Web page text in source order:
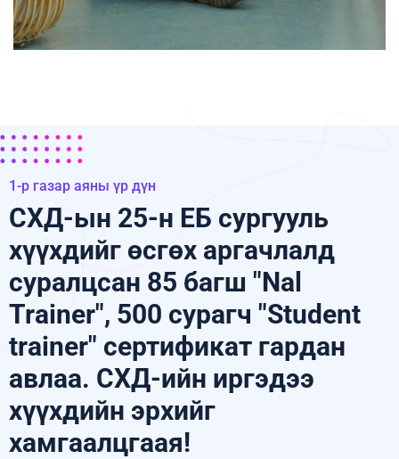
1-р газар аяны үр дүн
СХД-ын 25-н ЕБ сургууль
хүүхдийг өсгөх аргачлалд
суралцсан 85 багш "Nal
Trainer", 500 сурагч "Student
trainer" сертификат гардан
авлаа. СХД-ийн иргэдээ
хүүхдийн эрхийг
хамгаалцгаая!